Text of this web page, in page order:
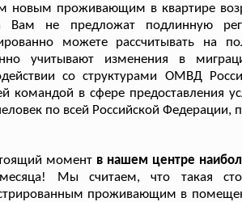
новым проживающим в квартире
Вам не предложат подлинную
можете рассчитывать на
учитывают изменения в
со структурами ОМВД
командой в сфере предоставления
по всей Российской
моментв нашем центре
Мы считаем, что такая
проживающим в